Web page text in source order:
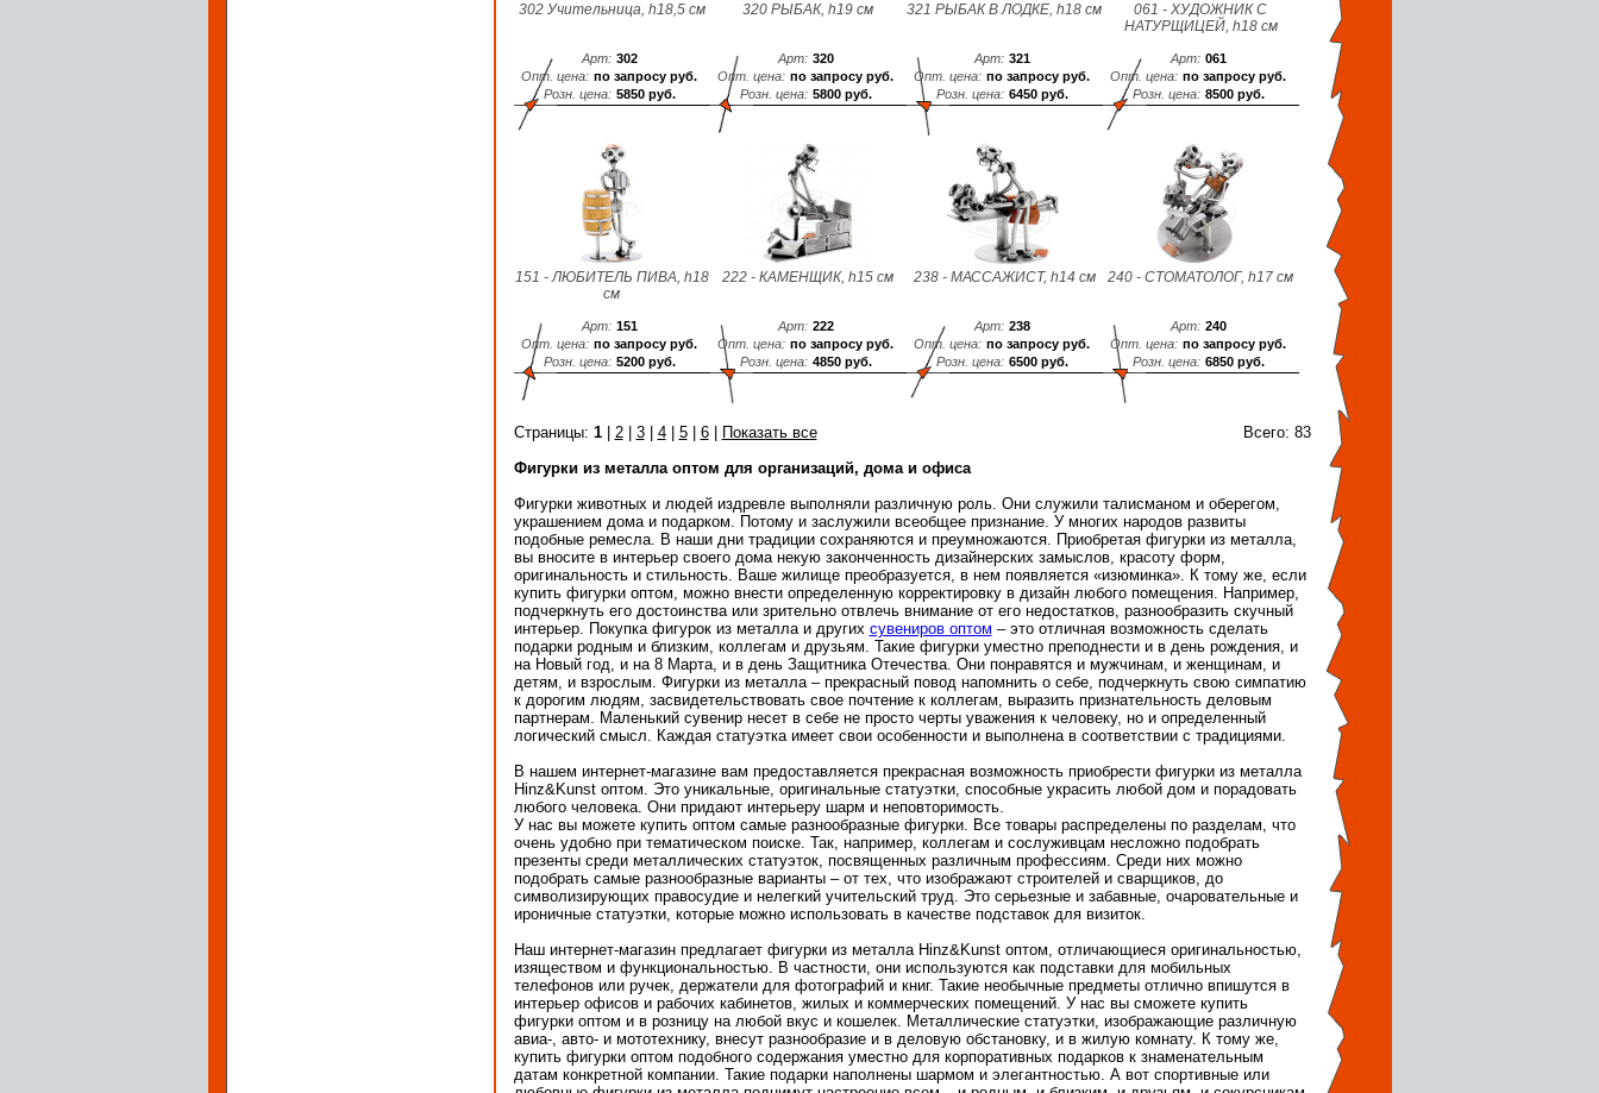
302 Учительница, h18,5 см
Арт: 302
Опт. цена: по запросу руб.
Розн. цена: 5850 руб.
320 РЫБАК, h19 см
Арт: 320
Опт. цена: по запросу руб.
Розн. цена: 5800 руб.
321 РЫБАК В ЛОДКЕ, h18 см
Арт: 321
Опт. цена: по запросу руб.
Розн. цена: 6450 руб.
061 - ХУДОЖНИК C
НАТУРЩИЦЕЙ, h18 см
Арт: 061
Опт. цена: по запросу руб.
Розн. цена: 8500 руб.
151 - ЛЮБИТЕЛЬ ПИВА, h18
см
Арт: 151
Опт. цена: по запросу руб.
Розн. цена: 5200 руб.
222 - КАМЕНЩИК, h15 см
Арт: 222
Опт. цена: по запросу руб.
Розн. цена: 4850 руб.
238 - МАССАЖИСТ, h14 см
Арт: 238
Опт. цена: по запросу руб.
Розн. цена: 6500 руб.
240 - СТОМАТОЛОГ, h17 см
Арт: 240
Опт. цена: по запросу руб.
Розн. цена: 6850 руб.
Всего: 83
Страницы: 1| 2| 3| 4| 5| 6|
Показать все
Фигурки из металла оптом для организаций, дома и офиса
Фигурки животных и людей издревле выполняли различную роль. Они служили талисманом и оберегом,
украшением дома и подарком. Потому и заслужили всеобщее признание. У многих народов развиты
подобные ремесла. В наши дни традиции сохраняются и преумножаются. Приобретая фигурки из металла,
вы вносите в интерьер своего дома некую законченность дизайнерских замыслов, красоту форм,
оригинальность и стильность. Ваше жилище преобразуется, в нем появляется «изюминка». К тому же, если
купить фигурки оптом, можно внести определенную корректировку в дизайн любого помещения. Например,
подчеркнуть его достоинства или зрительно отвлечь внимание от его недостатков, разнообразить скучный
интерьер. Покупка фигурок из металла и других сувениров оптом – это отличная возможность сделать
подарки родным и близким, коллегам и друзьям. Такие фигурки уместно преподнести и в день рождения, и
на Новый год, и на 8 Марта, и в день Защитника Отечества. Они понравятся и мужчинам, и женщинам, и
детям, и взрослым. Фигурки из металла – прекрасный повод напомнить о себе, подчеркнуть свою симпатию
к дорогим людям, засвидетельствовать свое почтение к коллегам, выразить признательность деловым
партнерам. Маленький сувенир несет в себе не просто черты уважения к человеку, но и определенный
логический смысл. Каждая статуэтка имеет свои особенности и выполнена в соответствии с традициями.
В нашем интернет-магазине вам предоставляется прекрасная возможность приобрести фигурки из металла
Hinz&Kunst оптом. Это уникальные, оригинальные статуэтки, способные украсить любой дом и порадовать
любого человека. Они придают интерьеру шарм и неповторимость.
У нас вы можете купить оптом самые разнообразные фигурки. Все товары распределены по разделам, что
очень удобно при тематическом поиске. Так, например, коллегам и сослуживцам несложно подобрать
презенты среди металлических статуэток, посвященных различным профессиям. Среди них можно
подобрать самые разнообразные варианты – от тех, что изображают строителей и сварщиков, до
символизирующих правосудие и нелегкий учительский труд. Это серьезные и забавные, очаровательные и
ироничные статуэтки, которые можно использовать в качестве подставок для визиток.
Наш интернет-магазин предлагает фигурки из металла Hinz&Kunst оптом, отличающиеся оригинальностью,
изяществом и функциональностью. В частности, они используются как подставки для мобильных
телефонов или ручек, держатели для фотографий и книг. Такие необычные предметы отлично впишутся в
интерьер офисов и рабочих кабинетов, жилых и коммерческих помещений. У нас вы сможете купить
фигурки оптом и в розницу на любой вкус и кошелек. Металлические статуэтки, изображающие различную
авиа-, авто- и мототехнику, внесут разнообразие и в деловую обстановку, и в жилую комнату. К тому же,
купить фигурки оптом подобного содержания уместно для корпоративных подарков к знаменательным
датам конкретной компании. Такие подарки наполнены шармом и элегантностью. А вот спортивные или